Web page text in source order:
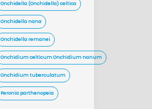
Onchidella (Onchidella) celtica
Onchidella nana
Onchidella remanei
Onchidium celticum Onchidium nanum
Onchidium tuberculatum
Peronia parthenopeia